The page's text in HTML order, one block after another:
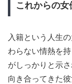
これからの
入籍という人生
わらない情熱を
がしっかりと示
向き合ってきた